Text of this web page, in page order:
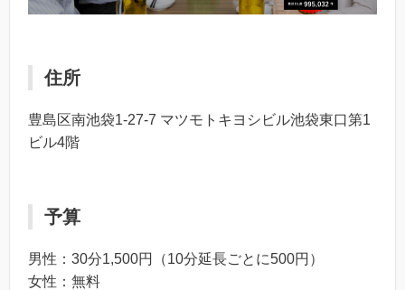
住所
豊島区南池袋1-27-7 マツモトキヨシビル池袋東口第1
ビル4階
予算
男性：30分1,500円（10分延長ごとに500円）
女性：無料